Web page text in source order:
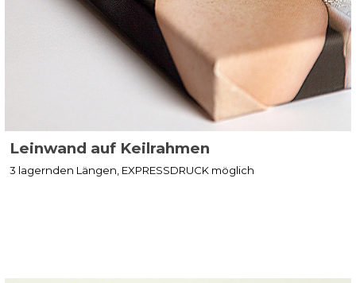
Leinwand auf Keilrahmen
3 lagernden Längen, EXPRESSDRUCK möglich